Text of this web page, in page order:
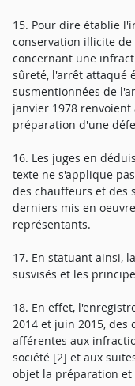
15. Pour dire établie
conservation illicite
concernant une
sûreté, l'arrêt attaqué
susmentionnées de
janvier 1978
préparation d'une
16. Les juges en
texte ne s'applique
des chauffeurs et des
derniers mis en
représentants.
17. En statuant ainsi,
susvisés et les
18. En effet,
2014 et juin 2015, des
afférentes aux
société [2] et aux
objet la préparation et